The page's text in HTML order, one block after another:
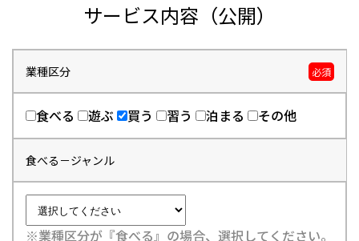
サービス内容（公開）
業種区分 必須
食べる 遊ぶ 買う 習う 泊まる その他
食べる－ジャンル
※業種区分が『食べる』の場合、選択してください。